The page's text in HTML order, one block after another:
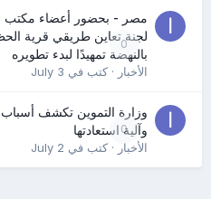
0
مصر - بحضور أعضاء مكتب
لجنة تعاين طريقي قرية
بالنهضة تمهيدًا لبدء تطويره
الأخبار· كتب في July 3
0
وزارة التموين تكشف أسباب
وآلية استعادتها
الأخبار· كتب في July 2